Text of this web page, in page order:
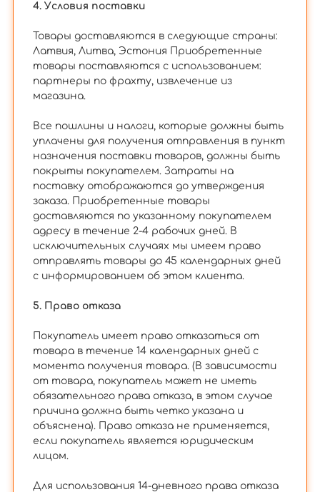
4. Условия поставки
Товары доставляются в следующие страны:
Латвия, Литва, Эстония Приобретенные
товары поставляются с использованием:
партнеры по фрахту, извлечение из
магазина.
Все пошлины и налоги, которые должны быть
уплачены для получения отправления в пункт
назначения поставки товаров, должны быть
покрыты покупателем. Затраты на
поставку отображаются до утверждения
заказа. Приобретенные товары
доставляются по указанному покупателем
адресу в течение 2-4 рабочих дней. В
исключительных случаях мы имеем право
отправлять товары до 45 календарных дней
с информированием об этом клиента.
5. Право отказа
Покупатель имеет право отказаться от
товара в течение 14 календарных дней с
момента получения товара. (В зависимости
от товара, покупатель может не иметь
обязательного права отказа, в этом случае
причина должна быть четко указана и
объяснена). Право отказа не применяется,
если покупатель является юридическим
лицом.
Для использования 14-дневного права отказа